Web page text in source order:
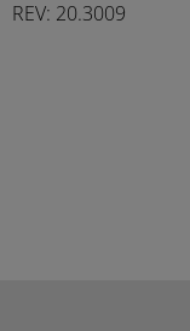
REV: 20.3009